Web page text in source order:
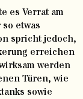
es Verrat am
etwas
spricht jedoch,
erreichen
werden
Türen, wie
sowie